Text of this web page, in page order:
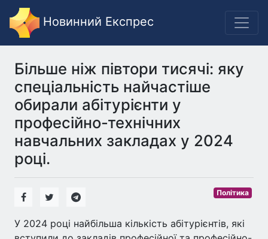
Новинний Експрес
Більше ніж півтори тисячі: яку
спеціальність найчастіше
обирали абітурієнти у
професійно-технічних
навчальних закладах у 2024
році.
Політика
У 2024 році найбільша кількість абітурієнтів, які